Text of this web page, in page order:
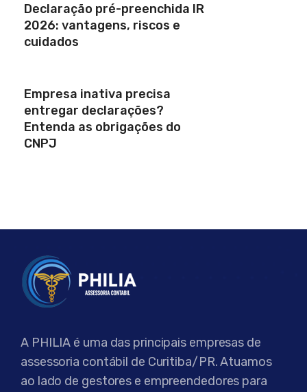
Declaração pré-preenchida IR
2026: vantagens, riscos e
cuidados
Empresa inativa precisa
entregar declarações?
Entenda as obrigações do
CNPJ
A PHILIA é uma das principais empresas de
assessoria contábil de Curitiba/PR. Atuamos
ao lado de gestores e empreendedores para